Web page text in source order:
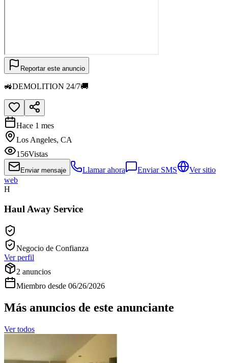
Reportar este anuncio
🚜DEMOLITION 24/7🚚
Hace 1 mes
Los Angeles, CA
156Vistas
Enviar mensaje Llamar ahora Enviar SMS
Ver sitio
web
H
Haul Away Service
Negocio de Confianza
Ver perfil
2 anuncios
Miembro desde 06/26/2026
Más anuncios de este anunciante
Ver todos